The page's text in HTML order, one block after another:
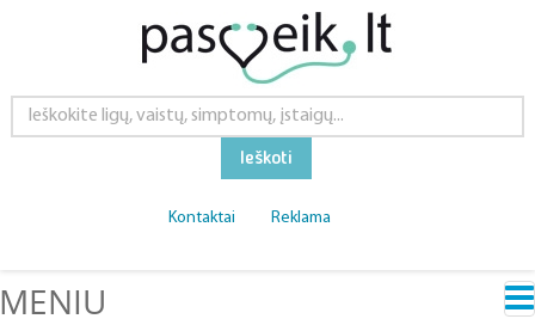
Ieškoti
Kontaktai Reklama
MENIU